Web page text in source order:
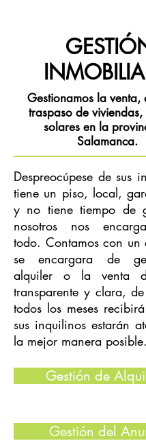
Despreocúpese de sus
tiene un piso, local,
y no tiene tiempo de
nosotros nos
todo. Contamos con un
se encargara de
alquiler o la venta
transparente y clara,
todos los meses
sus inquilinos estarán
la mejor manera posible.
Gestión de
Gestión del
Gestionamos la venta,
traspaso de viviendas,
solares en la
Salamanca.